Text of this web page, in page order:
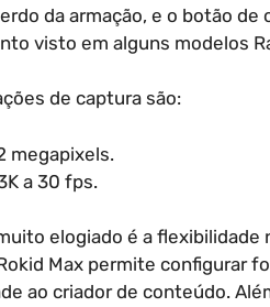
da armação, e o botão
visto em alguns modelos
de captura são:
megapixels.
a 30 fps.
elogiado é a
Max permite configurar
ao criador de conteúdo.